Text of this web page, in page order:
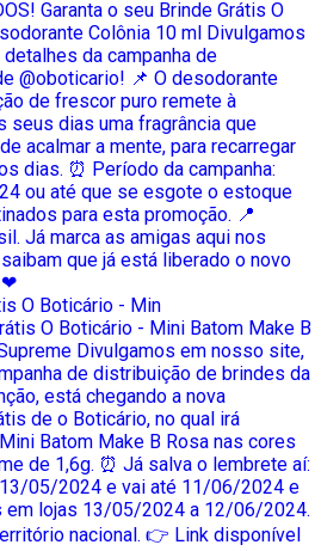
O Boticário - Min